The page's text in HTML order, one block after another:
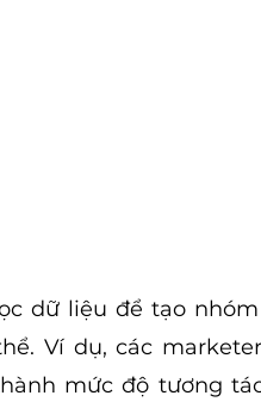
dữ liệu để tạo
Ví dụ, các
mức độ tương